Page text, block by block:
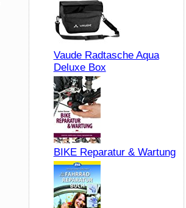
Vaude Radtasche Aqua
Deluxe Box
BIKE Reparatur & Wartung